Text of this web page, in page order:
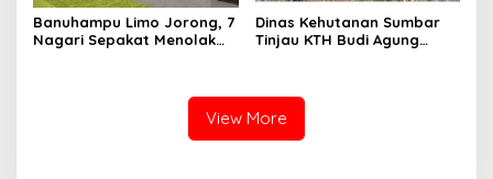
Banuhampu Limo Jorong, 7
Nagari Sepakat Menolak
Dinas Kehutanan Sumbar
Tinjau KTH Budi Agung
View More